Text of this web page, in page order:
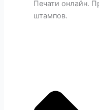
Печати онлайн.
штампов.